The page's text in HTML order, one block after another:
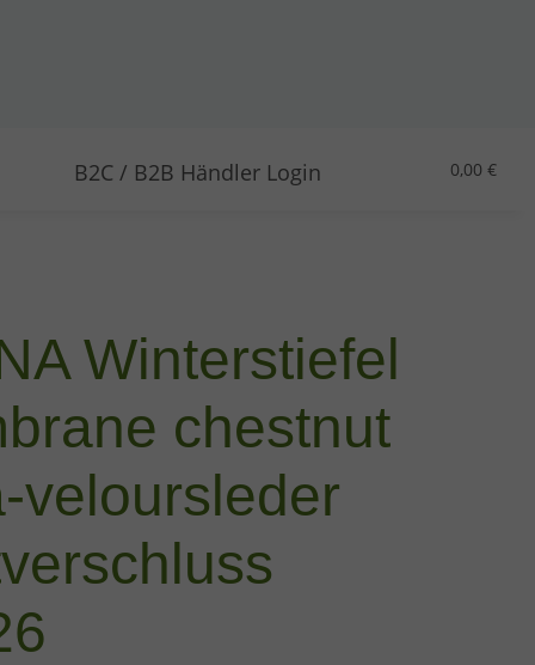
0,00 €
B2C / B2B Händler Login
Winterstiefel
chestnut
veloursleder